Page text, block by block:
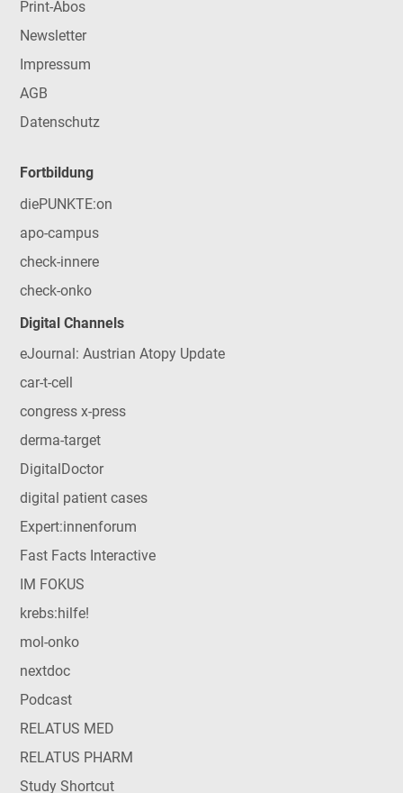
Print-Abos
Newsletter
Impressum
AGB
Datenschutz
Fortbildung
diePUNKTE:on
apo-campus
check-innere
check-onko
Digital Channels
eJournal: Austrian Atopy Update
car-t-cell
congress x-press
derma-target
DigitalDoctor
digital patient cases
Expert:innenforum
Fast Facts Interactive
IM FOKUS
krebs:hilfe!
mol-onko
nextdoc
Podcast
RELATUS MED
RELATUS PHARM
Study Shortcut